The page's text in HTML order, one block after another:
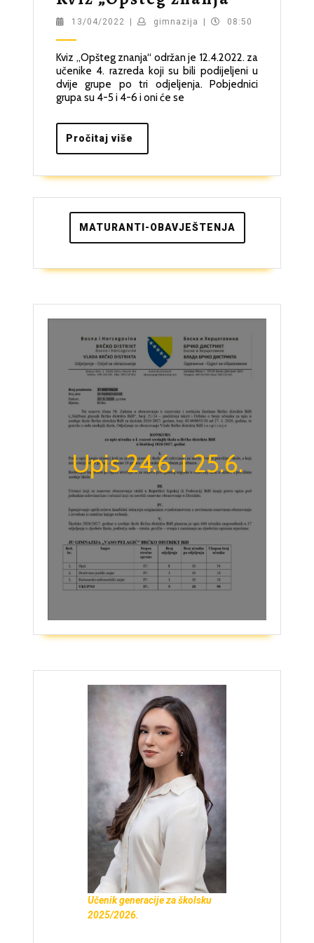
„Opšteg
13/04/2022 13/04/2022
gimnazija gimnazija
08:50
Kviz „Opšteg znanja“ održan je 12.4.2022. za
učenike 4. razreda koji su bili podijeljeni u
dvije grupe po tri odjeljenja. Pobjednici
grupa su 4-5 i 4-6 i oni će se
Pročitaj više
više
MATURANTI-OBAVJEŠTENJA
Upis 24.6. i 25.6.
Učenik generacije za školsku
2025/2026.